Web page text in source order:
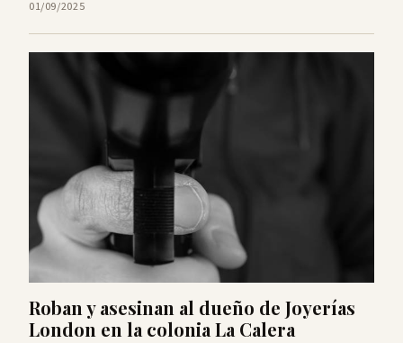
01/09/2025
Roban y asesinan al dueño de Joyerías
London en la colonia La Calera